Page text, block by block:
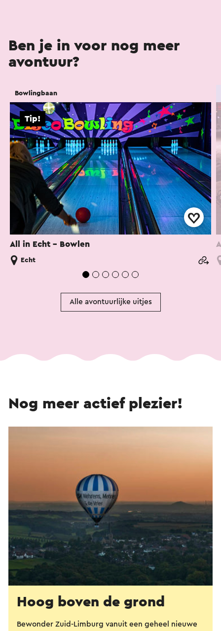
Ben je in voor nog meer
avontuur?
All in Echt - Bowlen
Tip!
Bowlingbaan
Echt
Alle avontuurlijke uitjes
Nog meer actief plezier!
Hoog boven de grond
Bewonder Zuid-Limburg vanuit een geheel nieuwe